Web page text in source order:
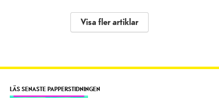
Visa fler artiklar
LÄS SENASTE PAPPERSTIDNINGEN